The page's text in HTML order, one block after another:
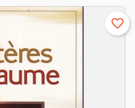
favorite_border